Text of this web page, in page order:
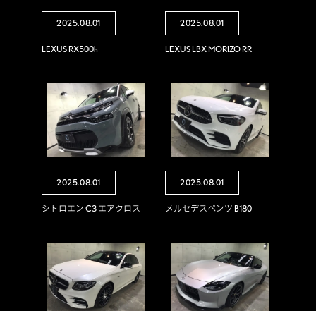
2025.08.01
LEXUS RX500h
2025.08.01
LEXUS LBX MORIZO RR
2025.08.01
シトロエン C3 エアクロス
2025.08.01
メルセデスベンツ B180